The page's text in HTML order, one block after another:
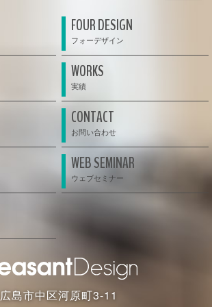
FOUR DESIGN
WORKS
CONTACT
WEB SEMINAR
広島市中区河原町3-11